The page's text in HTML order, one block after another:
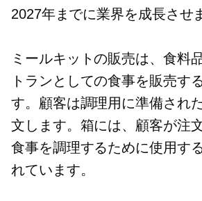
2027年までに業界を成長させ
ミールキットの販売は、食料
トランとしての食事を販売す
す。顧客は調理用に準備され
文します。箱には、顧客が注
食事を調理するために使用す
れています。